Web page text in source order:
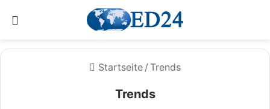
Startseite / Trends
Trends